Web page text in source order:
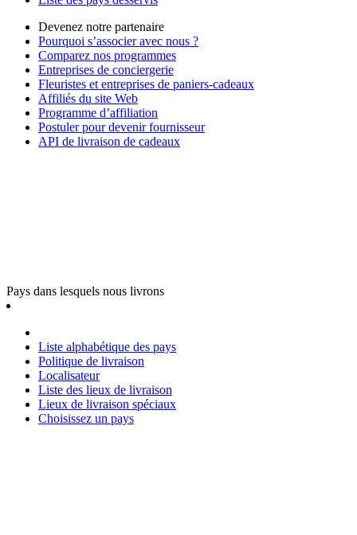
Devenez notre partenaire
Pourquoi s’associer avec nous ?
Comparez nos programmes
Entreprises de conciergerie
Fleuristes et entreprises de paniers-cadeaux
Affiliés du site Web
Programme d’affiliation
Postuler pour devenir fournisseur
API de livraison de cadeaux
Pays dans lesquels nous livrons
Liste alphabétique des pays
Politique de livraison
Localisateur
Liste des lieux de livraison
Lieux de livraison spéciaux
Choisissez un pays